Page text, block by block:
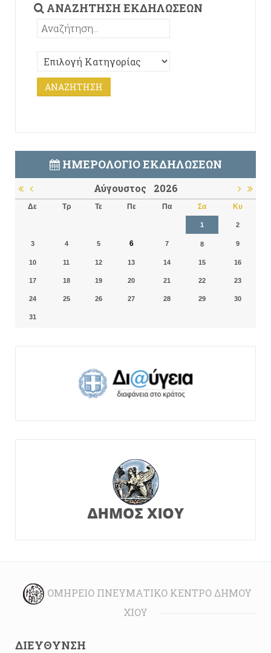
ΑΝΑΖΉΤΗΣΗ ΕΚΔΗΛΏΣΕΩΝ
ΗΜΕΡΟΛΌΓΙΟ ΕΚΔΗΛΏΣΕΩΝ
Αύγουστος 2026
Δε Τρ Τε Πε Πα Σα Κυ
1 2
3 4 5 6 7 8 9
10 11 12 13 14 15 16
17 18 19 20 21 22 23
24 25 26 27 28 29 30
31
ΟΜΉΡΕΙΟ ΠΝΕΥΜΑΤΙΚΌ ΚΈΝΤΡΟ ΔΉΜΟΥ
ΧΊΟΥ
ΔΙΕΎΘΥΝΣΗ